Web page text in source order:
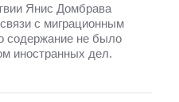
Янис Домбрава
с миграционным
содержание не было
иностранных дел.